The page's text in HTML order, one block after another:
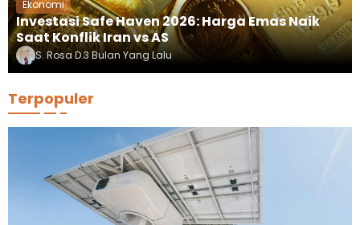
Ekonomi
Investasi Safe Haven 2026: Harga Emas Naik
Saat Konflik Iran vs AS
S. Rosa D.3 Bulan Yang Lalu
Terpopuler